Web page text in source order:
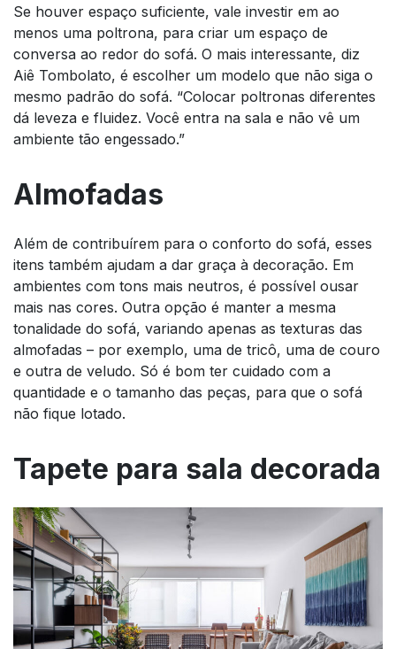
Se houver espaço suficiente, vale investir em ao
menos uma poltrona, para criar um espaço de
conversa ao redor do sofá. O mais interessante, diz
Aiê Tombolato, é escolher um modelo que não siga o
mesmo padrão do sofá. “Colocar poltronas diferentes
dá leveza e fluidez. Você entra na sala e não vê um
ambiente tão engessado.”
Almofadas
Além de contribuírem para o conforto do sofá, esses
itens também ajudam a dar graça à decoração. Em
ambientes com tons mais neutros, é possível ousar
mais nas cores. Outra opção é manter a mesma
tonalidade do sofá, variando apenas as texturas das
almofadas – por exemplo, uma de tricô, uma de couro
e outra de veludo. Só é bom ter cuidado com a
quantidade e o tamanho das peças, para que o sofá
não fique lotado.
Tapete para sala decorada